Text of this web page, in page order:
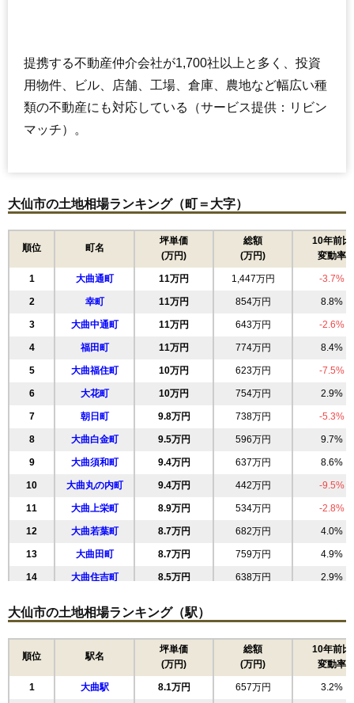
提携する不動産仲介会社が1,700社以上と多く、投資
用物件、ビル、店舗、工場、倉庫、農地など幅広い種
類の不動産にも対応している（サービス提供：リビン
マッチ）。
大仙市の土地相場ランキング（町＝大字）
順位 町名
坪単価
(万円)
総額
(万円)
10年前比
変動率
1 大曲通町 11万円 1,447万円 -3.7%
2 幸町 11万円 854万円 8.8%
3 大曲中通町 11万円 643万円 -2.6%
4 福田町 11万円 774万円 8.4%
5 大曲福住町 10万円 623万円 -7.5%
6 大花町 10万円 754万円 2.9%
7 朝日町 9.8万円 738万円 -5.3%
8 大曲白金町 9.5万円 596万円 9.7%
9 大曲須和町 9.4万円 637万円 8.6%
10 大曲丸の内町 9.4万円 442万円 -9.5%
11 大曲上栄町 8.9万円 534万円 -2.8%
12 大曲若葉町 8.7万円 682万円 4.0%
13 大曲田町 8.7万円 759万円 4.9%
14 大曲住吉町 8.5万円 638万円 2.9%
16 大曲上大町 8.3万円 595万円 -2.4%
8.2万円 543万円 9.0%
8.2万円 567万円 5.2%
19 大曲船場町 8.2万円 640万円 4.4%
大仙市の土地相場ランキング（駅）
順位 駅名
坪単価
(万円)
総額
(万円)
10年前比
変動率
1 大曲駅 8.1万円 657万円 3.2%